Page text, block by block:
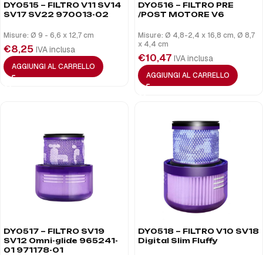
DY0515 – FILTRO V11 SV14
SV17 SV22 970013-02
Misure: Ø 9 - 6,6 x 12,7 cm
€8,25 IVA inclusa
AGGIUNGI AL CARRELLO
DY0516 – FILTRO PRE
/POST MOTORE V6
Misure: Ø 4,8-2,4 x 16,8 cm, Ø 8,7
x 4,4 cm
€10,47 IVA inclusa
AGGIUNGI AL CARRELLO
DY0517 – FILTRO SV19
SV12 Omni-glide 965241-
01 971178-01
DY0518 – FILTRO V10 SV18
Digital Slim Fluffy